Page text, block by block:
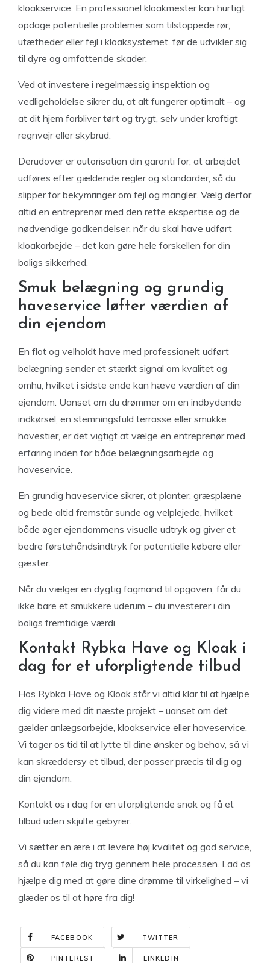
kloakservice. En professionel kloakmester kan hurtigt
opdage potentielle problemer som tilstoppede rør,
utætheder eller fejl i kloaksystemet, før de udvikler sig
til dyre og omfattende skader.
Ved at investere i regelmæssig inspektion og
vedligeholdelse sikrer du, at alt fungerer optimalt – og
at dit hjem forbliver tørt og trygt, selv under kraftigt
regnvejr eller skybrud.
Derudover er autorisation din garanti for, at arbejdet
udføres efter gældende regler og standarder, så du
slipper for bekymringer om fejl og mangler. Vælg derfor
altid en entreprenør med den rette ekspertise og de
nødvendige godkendelser, når du skal have udført
kloakarbejde – det kan gøre hele forskellen for din
boligs sikkerhed.
Smuk belægning og grundig
haveservice løfter værdien af
din ejendom
En flot og velholdt have med professionelt udført
belægning sender et stærkt signal om kvalitet og
omhu, hvilket i sidste ende kan hæve værdien af din
ejendom. Uanset om du drømmer om en indbydende
indkørsel, en stemningsfuld terrasse eller smukke
havestier, er det vigtigt at vælge en entreprenør med
erfaring inden for både belægningsarbejde og
haveservice.
En grundig haveservice sikrer, at planter, græsplæne
og bede altid fremstår sunde og velplejede, hvilket
både øger ejendommens visuelle udtryk og giver et
bedre førstehåndsindtryk for potentielle købere eller
gæster.
Når du vælger en dygtig fagmand til opgaven, får du
ikke bare et smukkere uderum – du investerer i din
boligs fremtidige værdi.
Kontakt Rybka Have og Kloak i
dag for et uforpligtende tilbud
Hos Rybka Have og Kloak står vi altid klar til at hjælpe
dig videre med dit næste projekt – uanset om det
gælder anlægsarbejde, kloakservice eller haveservice.
Vi tager os tid til at lytte til dine ønsker og behov, så vi
kan skræddersy et tilbud, der passer præcis til dig og
din ejendom.
Kontakt os i dag for en uforpligtende snak og få et
tilbud uden skjulte gebyrer.
Vi sætter en ære i at levere høj kvalitet og god service,
så du kan føle dig tryg gennem hele processen. Lad os
hjælpe dig med at gøre dine drømme til virkelighed – vi
glæder os til at høre fra dig!
FACEBOOK TWITTER
PINTEREST LINKEDIN